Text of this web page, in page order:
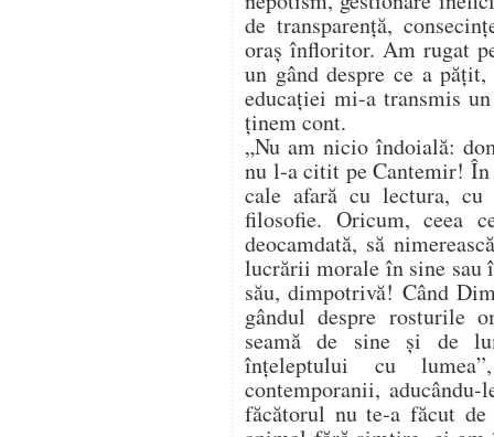
de transparență,
oraș înfloritor. Am rugat
un gând despre ce a
educației mi-a transmis
ținem cont.
„Nu am nicio îndoială:
nu l-a citit pe Cantemir! În
cale afară cu lectura,
filosofie. Oricum, ceea
deocamdată, să
lucrării morale în sine sau
său, dimpotrivă! Când
gândul despre rosturile
seamă de sine și de
înțeleptului cu
contemporanii,
făcătorul nu te-a făcut